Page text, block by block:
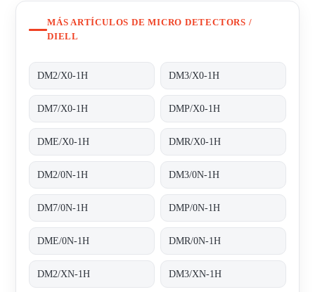
MÁS ARTÍCULOS DE MICRO DETECTORS /
DIELL
DM2/X0-1H DM3/X0-1H
DM7/X0-1H DMP/X0-1H
DME/X0-1H DMR/X0-1H
DM2/0N-1H DM3/0N-1H
DM7/0N-1H DMP/0N-1H
DME/0N-1H DMR/0N-1H
DM2/XN-1H DM3/XN-1H